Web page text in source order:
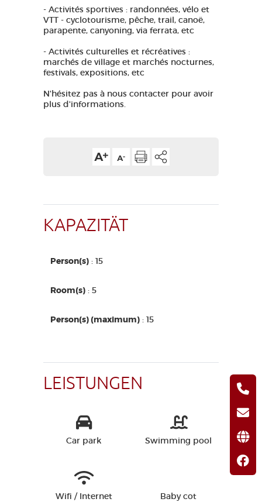
- Activités sportives : randonnées, vélo et
VTT - cyclotourisme, pêche, trail, canoë,
parapente, canyoning, via ferrata, etc
- Activités culturelles et récréatives :
marchés de village et marchés nocturnes,
festivals, expositions, etc
N'hésitez pas à nous contacter pour avoir
plus d'informations.
KAPAZITÄT
Person(s) : 15
Room(s) : 5
Person(s) (maximum) : 15
LEISTUNGEN
Car park Swimming pool
Wifi / Internet Baby cot